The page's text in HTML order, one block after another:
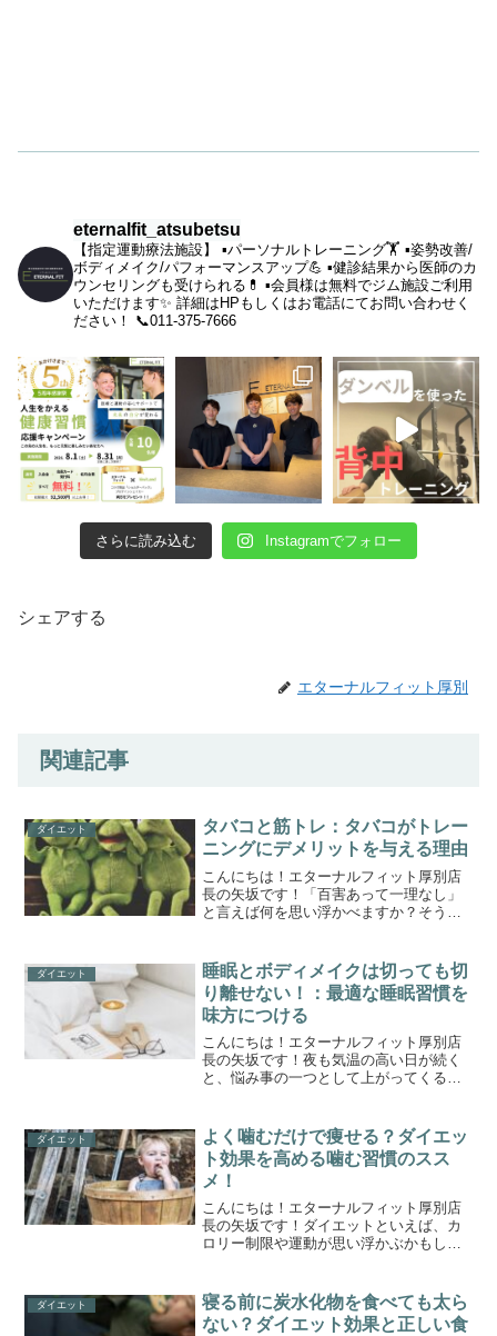
eternalfit_atsubetsu
【指定運動療法施設】 ▪︎パーソナルトレーニング🏋️ ▪︎姿勢改善/
ボディメイク/パフォーマンスアップ💪 ▪︎健診結果から医師のカ
ウンセリングも受けられる💊 ▪︎会員様は無料でジム施設ご利用
いただけます✨ 詳細はHPもしくはお電話にてお問い合わせく
ださい！
📞011-375-7666
さらに読み込む Instagramでフォロー
シェアする
エターナルフィット厚別
関連記事
ダイエット
タバコと筋トレ：タバコがトレー
ニングにデメリットを与える理由
こんにちは！エターナルフィット厚別店
長の矢坂です！「百害あって一理なし」
と言えば何を思い浮かべますか？そう、
厳しすぎるとの意見もあるようです。し
かし、皆さんもご存知のよ...
ダイエット
睡眠とボディメイクは切っても切
り離せない！：最適な睡眠習慣を
味方につける
こんにちは！エターナルフィット厚別店
長の矢坂です！夜も気温の高い日が続く
と、悩み事の一つとして上がってくるの
の関係で寝つきが悪かったり、眠りが浅
くてすぐに目が覚めてしまっ...
ダイエット
よく噛むだけで痩せる？ダイエッ
ト効果を高める噛む習慣のスス
メ！
こんにちは！エターナルフィット厚別店
長の矢坂です！ダイエットといえば、カ
ロリー制限や運動が思い浮かぶかもしれ
とで、体重管理や健康にさまざまなメリ
ットをもたらします。今回...
ダイエット
寝る前に炭水化物を食べても太ら
ない？ダイエット効果と正しい食